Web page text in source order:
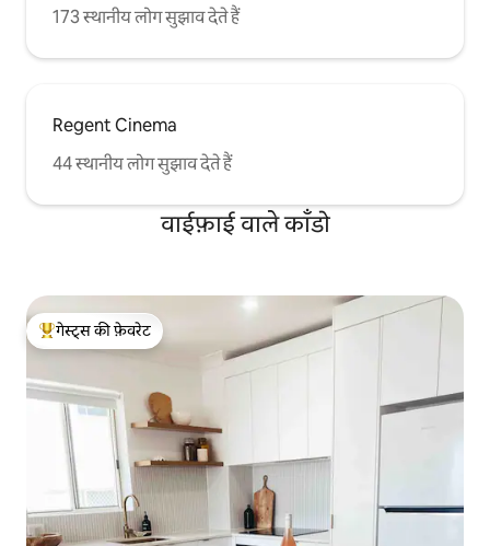
173 स्थानीय लोग सुझाव देते हैं
Regent Cinema
44 स्थानीय लोग सुझाव देते हैं
वाईफ़ाई वाले काँडो
गेस्ट्स का टॉप फ़ेवरेट
गेस्ट्स की फ़ेवरेट